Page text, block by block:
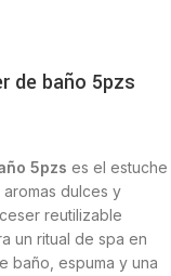
de baño 5pzs
5pzs es el estuche
dulces y
reutilizable
un ritual de spa en
baño, espuma y una